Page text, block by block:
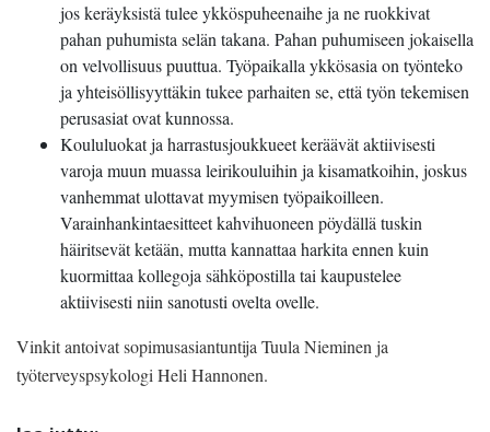
jos keräyksistä tulee ykköspuheenaihe ja ne ruokkivat
pahan puhumista selän takana. Pahan puhumiseen jokaisella
on velvollisuus puuttua. Työpaikalla ykkösasia on työnteko
ja yhteisöllisyyttäkin tukee parhaiten se, että työn tekemisen
perusasiat ovat kunnossa.
Koululuokat ja harrastusjoukkueet keräävät aktiivisesti
varoja muun muassa leirikouluihin ja kisamatkoihin, joskus
vanhemmat ulottavat myymisen työpaikoilleen.
Varainhankintaesitteet kahvihuoneen pöydällä tuskin
häiritsevät ketään, mutta kannattaa harkita ennen kuin
kuormittaa kollegoja sähköpostilla tai kaupustelee
aktiivisesti niin sanotusti ovelta ovelle.
Vinkit antoivat sopimusasiantuntija Tuula Nieminen ja
työterveyspsykologi Heli Hannonen.